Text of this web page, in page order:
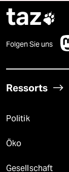
taz
Folgen Sie uns
Ressorts
Politik
Öko
Gesellschaft